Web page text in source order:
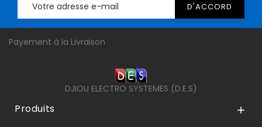
Payement à la Livraison
DJIOU ELECTRO SYSTEMES (D.E.S)
Produits 